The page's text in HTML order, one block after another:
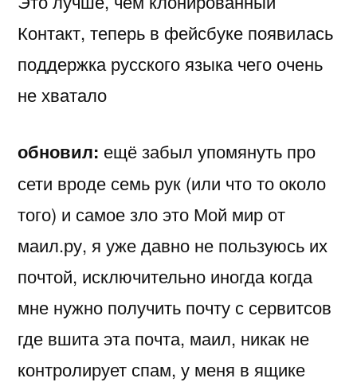
Контакт, теперь в фейсбуке появилась
поддержка русского языка чего очень
не хватало
обновил: ещё забыл упомянуть про
сети вроде семь рук (или что то около
того) и самое зло это Мой мир от
маил.ру, я уже давно не пользуюсь их
почтой, исключительно иногда когда
мне нужно получить почту с сервитсов
где вшита эта почта, маил, никак не
контролирует спам, у меня в ящике